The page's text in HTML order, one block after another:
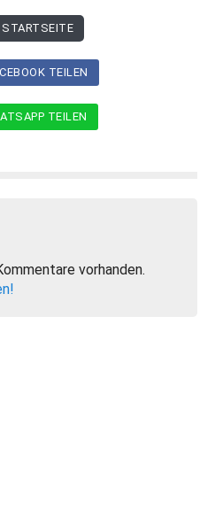
STARTSEITE
TEILEN
TEILEN
vorhanden.